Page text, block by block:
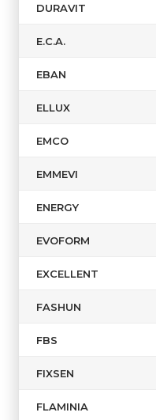
DURAVIT
E.C.A.
EBAN
ELLUX
EMCO
EMMEVI
ENERGY
EVOFORM
EXCELLENT
FASHUN
FBS
FIXSEN
FLAMINIA